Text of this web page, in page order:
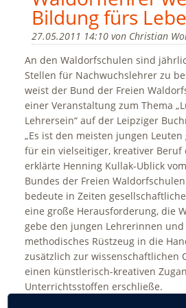
Bildung fürs
27.05.2011 14:10von Christian
An den Waldorfschulen sind
Stellen für Nachwuchslehrer zu
weist der Bund der Freien
einer Veranstaltung zum Thema
Lehrersein“ auf der Leipziger
„Es ist den meisten jungen
für ein vielseitiger, kreativer Beruf
erklärte Henning Kullak-Ublick
Bundes der Freien
bedeute in Zeiten
eine große Herausforderung, die
gebe den jungen Lehrerinnen
methodisches Rüstzeug in die
zusätzlich zur wissenschaftlichen
einen künstlerisch-kreativen
Unterrichtsstoffen erschließe.